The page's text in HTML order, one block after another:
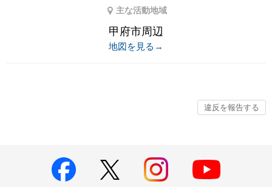
主な活動地域
甲府市周辺
地図を見る→